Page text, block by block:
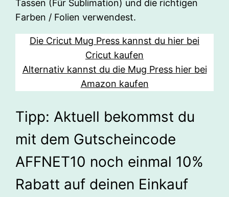
Tassen (Für Sublimation) und die richtigen
Farben / Folien verwendest.
Die Cricut Mug Press kannst du hier bei
Cricut kaufen
Alternativ kannst du die Mug Press hier bei
Amazon kaufen
Tipp: Aktuell bekommst du
mit dem Gutscheincode
AFFNET10 noch einmal 10%
Rabatt auf deinen Einkauf